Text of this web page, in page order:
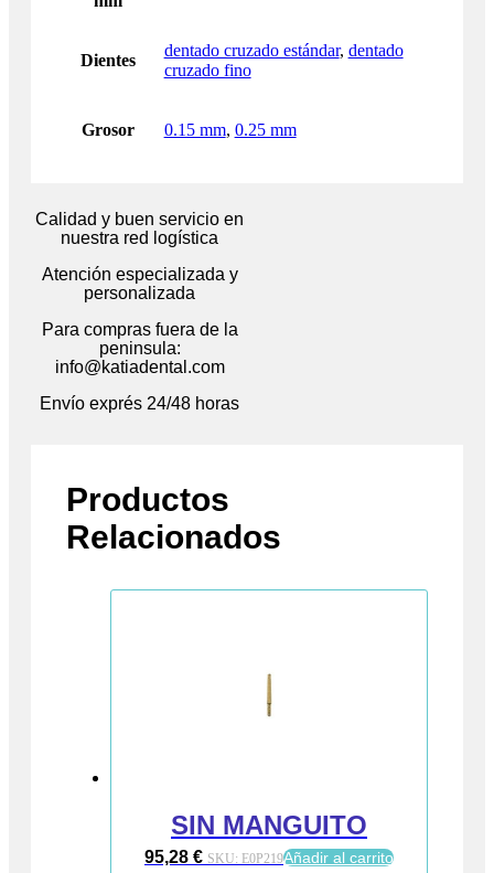
Dientes
dentado cruzado estándar, dentado
cruzado fino
Grosor 0.15 mm, 0.25 mm
Calidad y buen servicio en
nuestra red logística
Atención especializada y
personalizada
Para compras fuera de la
peninsula:
info@katiadental.com
Envío exprés 24/48 horas
Productos
Relacionados
SIN MANGUITO
95,28 € SKU: E0P219Añadir al carrito